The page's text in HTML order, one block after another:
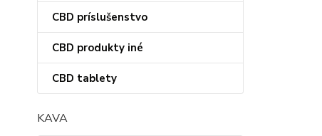
CBD príslušenstvo
CBD produkty iné
CBD tablety
KAVA